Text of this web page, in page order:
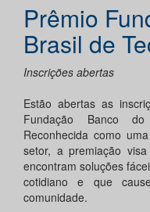
Prêmio
Brasil de
Inscrições abertas
Estão abertas as
Fundação Banco
Reconhecida como
setor, a premiação
encontram soluções
cotidiano e que
comunidade.